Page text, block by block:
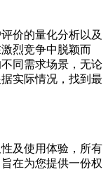
价的量化分析以及
烈竞争中脱颖而
同需求场景，无论
实际情况，找到最
及使用体验，所有
在为您提供一份权